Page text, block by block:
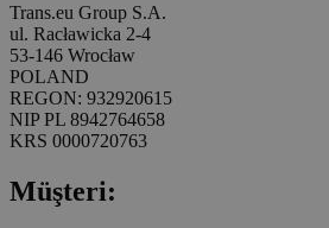
Trans.eu Group S.A.
ul. Racławicka 2-4
53-146 Wrocław
POLAND
REGON: 932920615
NIP PL 8942764658
KRS 0000720763
Müşteri: